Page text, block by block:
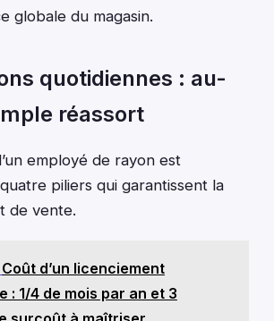
globale du magasin.
quotidiennes : au-
réassort
employé de rayon est
piliers qui garantissent la
de vente.
Coût d’un licenciement
: 1/4 de mois par an et 3